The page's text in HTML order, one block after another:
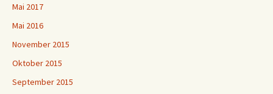
Mai 2017
Mai 2016
November 2015
Oktober 2015
September 2015